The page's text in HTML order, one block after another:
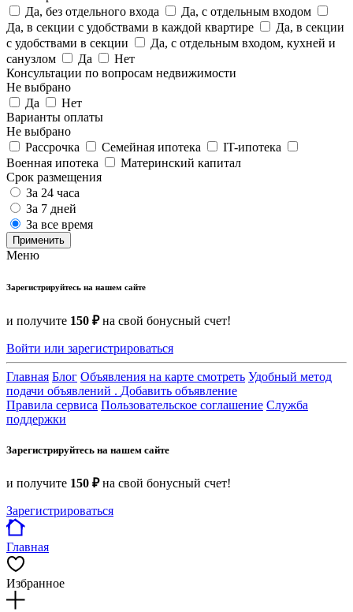
Да, без отдельного входа
Да, с отдельным входом
Да, в секции с удобствами в каждой квартире
Да, в секции
с удобствами в секции
Да, с отдельным входом, кухней и
санузлом
Да
Нет
Консультации по вопросам недвижимости
Не выбрано
Да
Нет
Варианты оплаты
Не выбрано
Рассрочка
Семейная ипотека
IT-ипотека
Военная ипотека
Материнский капитал
Срок размещения
За 24 часа
За 7 дней
За все время
Применить
Меню
Зарегистрируйтесь на нашем сайте
и получите 150 ₽на свой бонусный счет!
Войти или зарегистрироваться
Главная Блог Объявления на карте смотреть Удобный метод
подачи объявлений . Добавить объявление
Правила сервиса Пользовательское соглашение Служба
поддержки
Зарегистрируйтесь на нашем сайте
и получите 150 ₽на свой бонусный счет!
Зарегистрироваться
Главная
Избранное